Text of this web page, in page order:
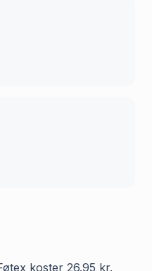
koster 26.95 kr.